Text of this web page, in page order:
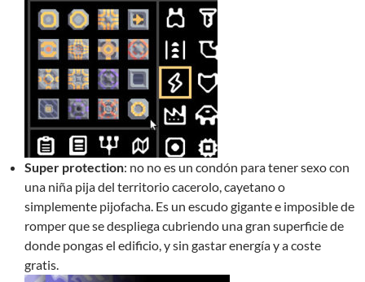
Super protection: no no es un condón para tener sexo con
una niña pija del territorio cacerolo, cayetano o
simplemente pijofacha. Es un escudo gigante e imposible de
romper que se despliega cubriendo una gran superficie de
donde pongas el edificio, y sin gastar energía y a coste
gratis.